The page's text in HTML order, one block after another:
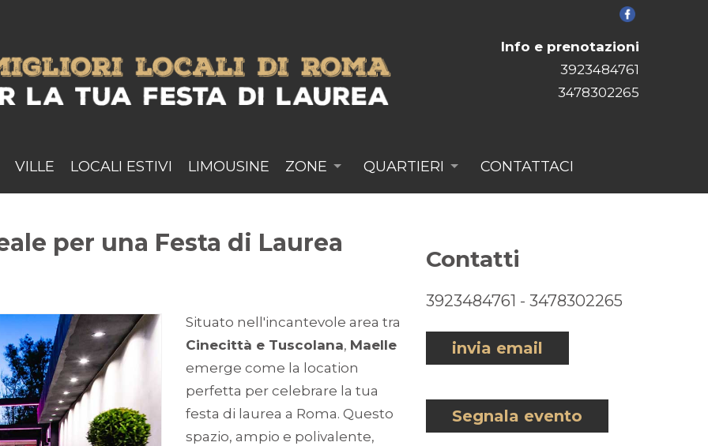
Info e prenotazioni
3923484761
3478302265
VILLE LOCALI ESTIVI LIMOUSINE ZONE QUARTIERI CONTATTACI
per una Festa di Laurea
Situato nell'incantevole area tra
Cinecittà e Tuscolana, Maelle
emerge come la location
perfetta per celebrare la tua
festa di laurea a Roma. Questo
spazio, ampio e polivalente,
Contatti
3923484761 - 3478302265
invia email
Segnala evento